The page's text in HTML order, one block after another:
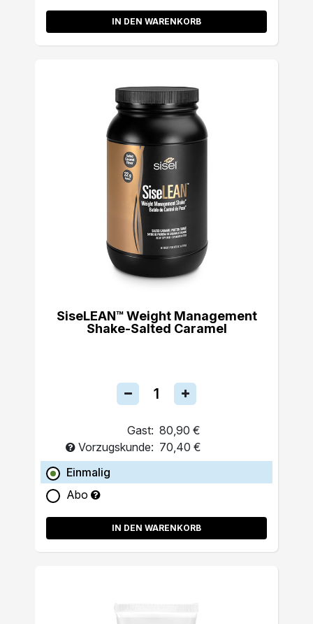
IN DEN WARENKORB
SiseLEAN™ Weight Management
Shake-Salted Caramel
Gast: 80,90 €
Vorzugskunde: 70,40 €
Einmalig
Abo
IN DEN WARENKORB